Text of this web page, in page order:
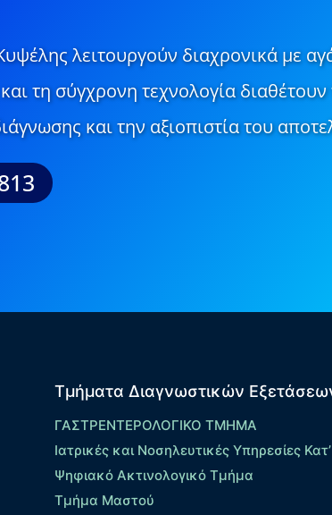
λειτουργούν διαχρονικά με
τη σύγχρονη τεχνολογία
και την αξιοπιστία του
Τμήματα Διαγνωστικών
ΓΑΣΤΡΕΝΤΕΡΟΛΟΓΙΚΟ ΤΜΗΜΑ
Ιατρικές και Νοσηλευτικές Υπηρεσίες
Ψηφιακό Ακτινολογικό Τμήμα
Τμήμα Μαστού